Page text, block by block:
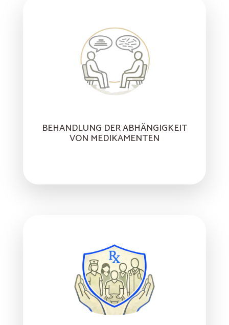
BEHANDLUNG DER ABHÄNGIGKEIT
VON MEDIKAMENTEN